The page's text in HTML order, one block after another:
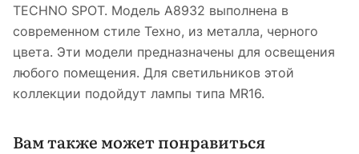
TECHNO SPOT. Модель A8932 выполнена в
современном стиле Техно, из металла, черного
цвета. Эти модели предназначены для освещения
любого помещения. Для светильников этой
коллекции подойдут лампы типа MR16.
Вам также может понравиться